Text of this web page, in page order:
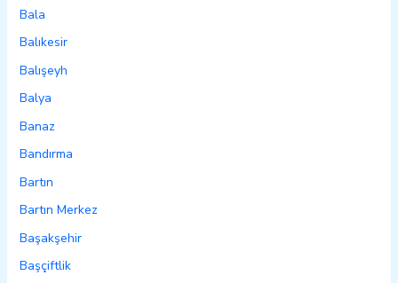
Bala
Balıkesir
Balışeyh
Balya
Banaz
Bandırma
Bartın
Bartın Merkez
Başakşehir
Başçiftlik